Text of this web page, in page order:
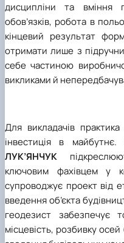
дисципліни та вміння
обов’язків, робота в
кінцевий результат
отримати лише з
себе частиною
викликами й
Для викладачів
інвестиція в майбутнє.
ЛУК’ЯНЧУК
ключовим фахівцем у
супроводжує проект від
введення об’єкта
геодезист забезпечує
місцевість, розбивку